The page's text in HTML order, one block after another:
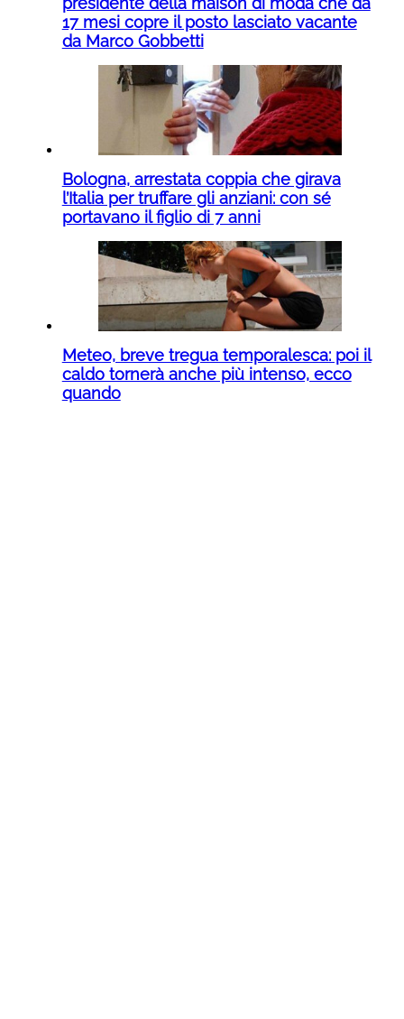
17 mesi copre il posto lasciato vacante
da Marco Gobbetti
Bologna, arrestata coppia che girava
l’Italia per truffare gli anziani: con sé
portavano il figlio di 7 anni
Meteo, breve tregua temporalesca: poi il
caldo tornerà anche più intenso, ecco
quando